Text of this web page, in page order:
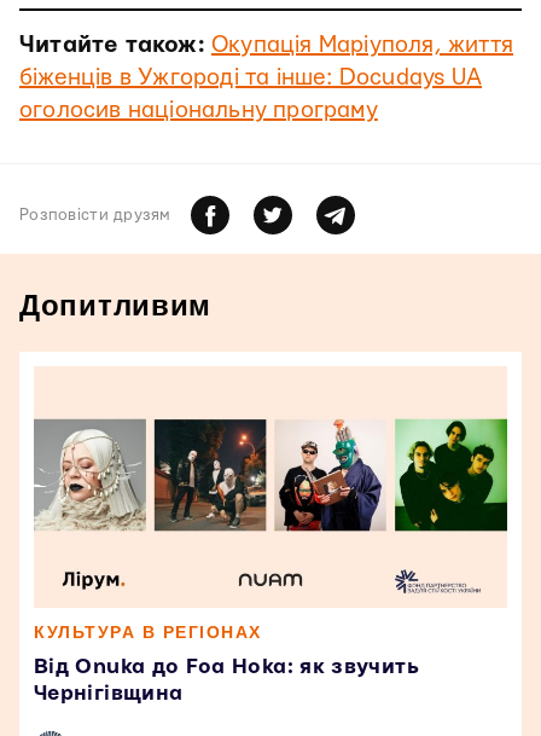
Читайте також: Окупація Маріуполя, життя
біженців в Ужгороді та інше: Docudays UA
оголосив національну програму
Розповiсти друзям
Допитливим
КУЛЬТУРА В РЕГІОНАХ
Від Onuka до Foa Hoka: як звучить
Чернігівщина